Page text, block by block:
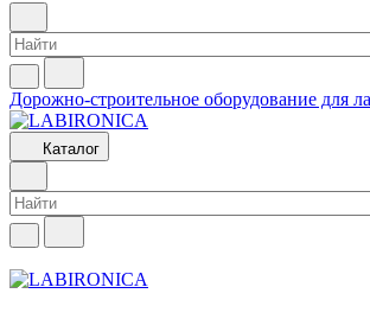
Дорожно-строительное оборудование для
Каталог